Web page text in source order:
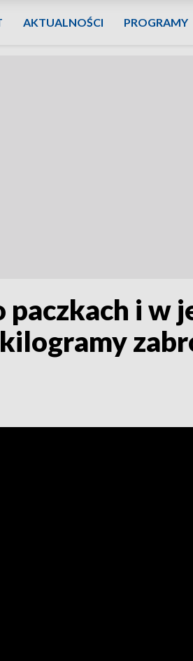
AKTUALNOŚCI PROGRAMY
i w